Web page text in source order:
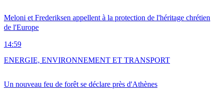
Meloni et Frederiksen appellent à la protection de l'héritage chrétien
de l'Europe
14:59
Un nouveau feu de forêt se déclare près d'Athènes
ENERGIE, ENVIRONNEMENT ET TRANSPORT